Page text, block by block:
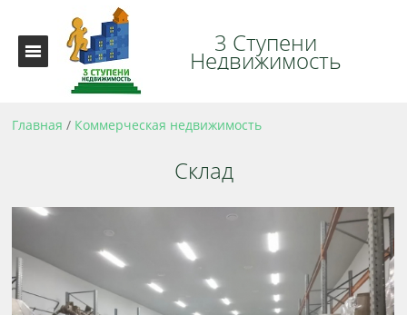
3 Ступени
Недвижимость
Главная / Коммерческая недвижимость
Склад